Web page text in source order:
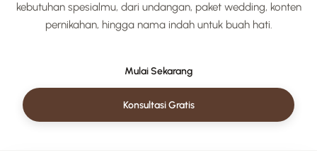
kebutuhan spesialmu, dari undangan, paket wedding, konten
pernikahan, hingga nama indah untuk buah hati.
Mulai Sekarang
Konsultasi Gratis